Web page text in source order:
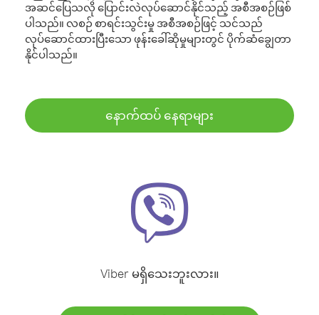
အဆင်ပြေသလို ပြောင်းလဲလုပ်ဆောင်နိုင်သည့် အစီအစဉ်ဖြစ်
ပါသည်။ လစဉ် စာရင်းသွင်းမှု အစီအစဉ်ဖြင့် သင်သည်
လုပ်ဆောင်ထားပြီးသော ဖုန်းခေါ်ဆိုမှုများတွင် ပိုက်ဆံချွေတာ
နိုင်ပါသည်။
နောက်ထပ် နေရာများ
Viber မရှိသေးဘူးလား။